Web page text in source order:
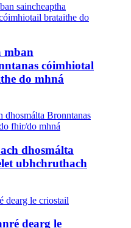
mban
cóimhiotal
do mhná
dhosmálta
ubhchruthach
dearg le